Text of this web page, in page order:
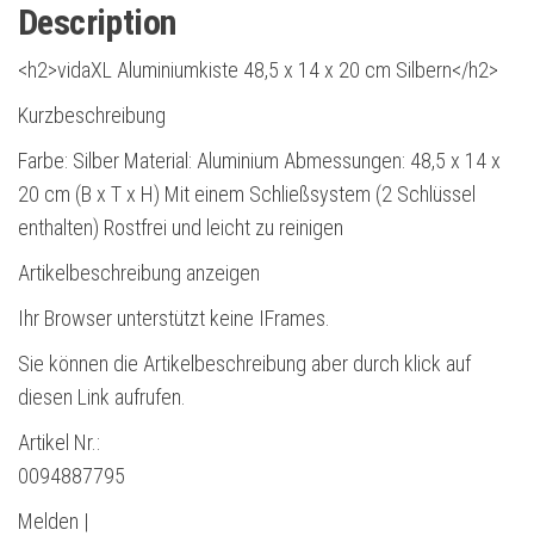
Description
<h2>vidaXL Aluminiumkiste 48,5 x 14 x 20 cm Silbern</h2>
Kurzbeschreibung
Farbe: Silber Material: Aluminium Abmessungen: 48,5 x 14 x
20 cm (B x T x H) Mit einem Schließsystem (2 Schlüssel
enthalten) Rostfrei und leicht zu reinigen
Artikelbeschreibung anzeigen
Ihr Browser unterstützt keine IFrames.
Sie können die Artikelbeschreibung aber durch klick auf
diesen Link aufrufen.
Artikel Nr.:
0094887795
Melden |